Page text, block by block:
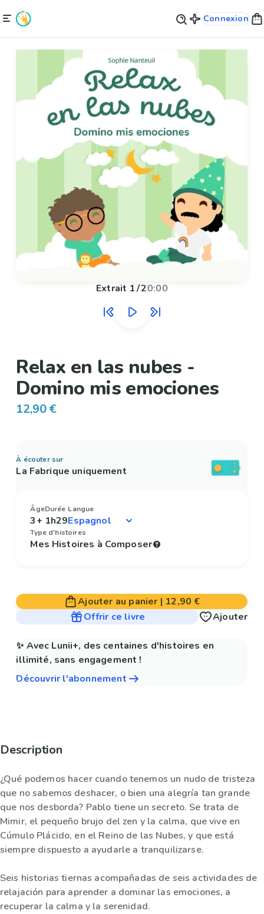
Connexion
Extrait 1/20:00
Relax en las nubes -
Domino mis emociones
12,90 €
À écouter sur
La Fabrique uniquement
Âge
3+
Durée
1h29
Langue
Type d'histoires
Mes Histoires à Composer
Ajouter au panier | 12,90 €
Offrir ce livre
Ajouter
✨ Avec Lunii+, des centaines d'histoires en
illimité, sans engagement !
Découvrir l'abonnement
Description
¿Qué podemos hacer cuando tenemos un nudo de tristeza
que no sabemos deshacer, o bien una alegría tan grande
que nos desborda? Pablo tiene un secreto. Se trata de
Mimir, el pequeño brujo del zen y la calma, que vive en
Cúmulo Plácido, en el Reino de las Nubes, y que está
siempre dispuesto a ayudarle a tranquilizarse.
Seis historias tiernas acompañadas de seis actividades de
relajación para aprender a dominar las emociones, a
recuperar la calma y la serenidad.